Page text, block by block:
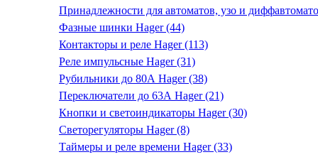
Принадлежности для автоматов, узо и
Фазные шинки Hager (44)
Контакторы и реле Hager (113)
Реле импульсные Hager (31)
Рубильники до 80А Hager (38)
Переключатели до 63А Hager (21)
Кнопки и светоиндикаторы Hager (30)
Светорегуляторы Hager (8)
Таймеры и реле времени Hager (33)